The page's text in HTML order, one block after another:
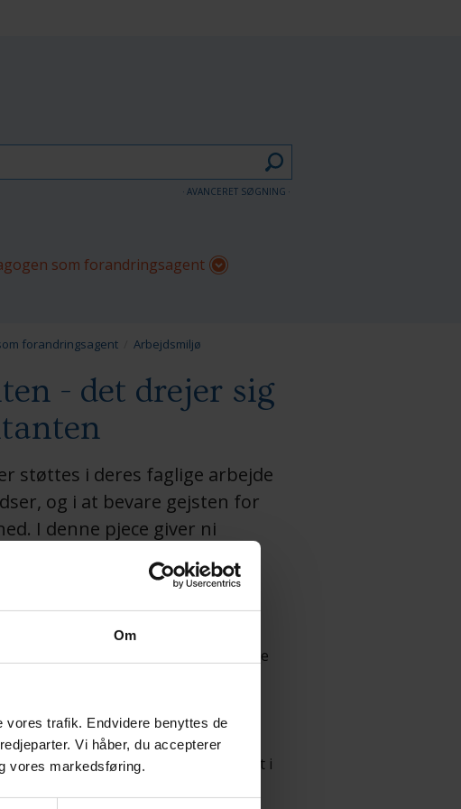
Om
vores trafik. Endvidere benyttes de
Vi håber, du accepterer
vores markedsføring.
AVANCERET SØGNING
som forandringsagent
forandringsagent Arbejdsmiljø
- det drejer sig
støttes i deres faglige arbejde
og i at bevare gejsten for
I denne pjece giver ni
deres bud på et svar.
udviklingsprojekter, der alle havde
“Det drejer sig om
Landsforbund har gennemført i